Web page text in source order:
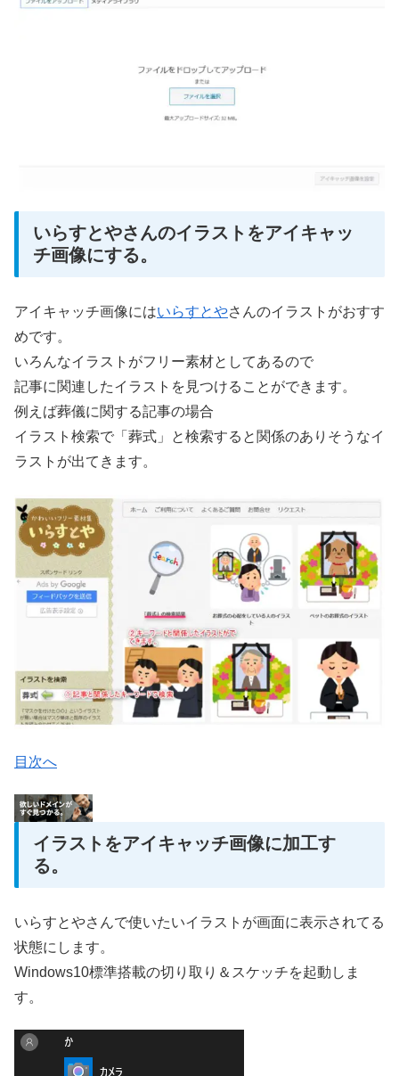
いらすとやさんのイラストをアイキャッ
チ画像にする。
アイキャッチ画像にはいらすとやさんのイラストがおすす
めです。
いろんなイラストがフリー素材としてあるので
記事に関連したイラストを見つけることができます。
例えば葬儀に関する記事の場合
イラスト検索で「葬式」と検索すると関係のありそうなイ
ラストが出てきます。
目次へ
イラストをアイキャッチ画像に加工す
る。
いらすとやさんで使いたいイラストが画面に表示されてる
状態にします。
Windows10標準搭載の切り取り＆スケッチを起動しま
す。